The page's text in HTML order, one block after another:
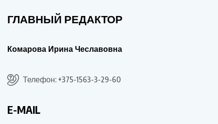
ГЛАВНЫЙ РЕДАКТОР
Комарова Ирина Чеславовна
Телефон: +375-1563-3-29-60
E-MAIL